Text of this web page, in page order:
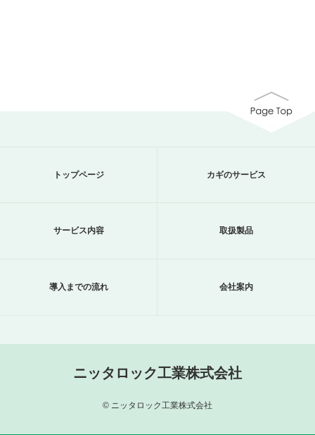
トップページ カギのサービス
サービス内容 取扱製品
導入までの流れ 会社案内
ニッタロック工業株式会社
© ニッタロック工業株式会社